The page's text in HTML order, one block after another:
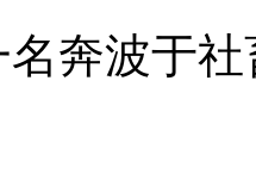
奔波于社